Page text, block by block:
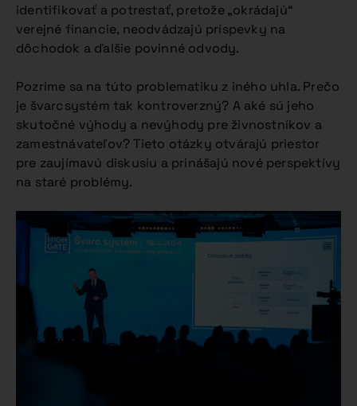
identifikovať a potrestať, pretože „okrádajú“
verejné financie, neodvádzajú príspevky na
dôchodok a ďalšie povinné odvody.
Pozrime sa na túto problematiku z iného uhla. Prečo
je švarcsystém tak kontroverzný? A aké sú jeho
skutočné výhody a nevýhody pre živnostníkov a
zamestnávateľov? Tieto otázky otvárajú priestor
pre zaujímavú diskusiu a prinášajú nové perspektívy
na staré problémy.